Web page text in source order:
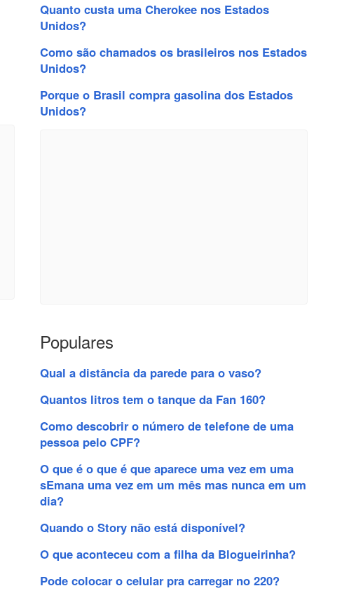
Quanto custa uma Cherokee nos Estados
Unidos?
Como são chamados os brasileiros nos Estados
Unidos?
Porque o Brasil compra gasolina dos Estados
Unidos?
Populares
Qual a distância da parede para o vaso?
Quantos litros tem o tanque da Fan 160?
Como descobrir o número de telefone de uma
pessoa pelo CPF?
O que é o que é que aparece uma vez em uma
sEmana uma vez em um mês mas nunca em um
dia?
Quando o Story não está disponível?
O que aconteceu com a filha da Blogueirinha?
Pode colocar o celular pra carregar no 220?